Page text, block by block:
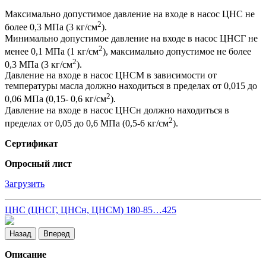
Максимально допустимое давление на входе в насос ЦНС не
более 0,3 МПа (3 кг/см2).
Минимально допустимое давление на входе в насос ЦНСГ не
менее 0,1 МПа (1 кг/см2), максимально допустимое не более
0,3 МПа (3 кг/см2).
Давление на входе в насос ЦНСМ в зависимости от
температуры масла должно находиться в пределах от 0,015 до
0,06 МПа (0,15- 0,6 кг/см2).
Давление на входе в насос ЦНСн должно находиться в
пределах от 0,05 до 0,6 МПа (0,5-6 кг/см2).
Сертификат
Опросный лист
Загрузить
ЦНС (ЦНСГ, ЦНСн, ЦНСМ) 180-85…425
Назад Вперед
Описание